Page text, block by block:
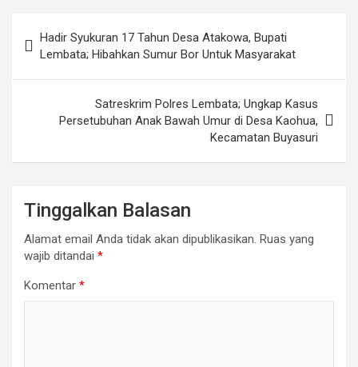
pos
Hadir Syukuran 17 Tahun Desa Atakowa, Bupati
Lembata; Hibahkan Sumur Bor Untuk Masyarakat
Satreskrim Polres Lembata; Ungkap Kasus
Persetubuhan Anak Bawah Umur di Desa Kaohua,
Kecamatan Buyasuri
Tinggalkan Balasan
Alamat email Anda tidak akan dipublikasikan. Ruas yang
wajib ditandai *
Komentar *